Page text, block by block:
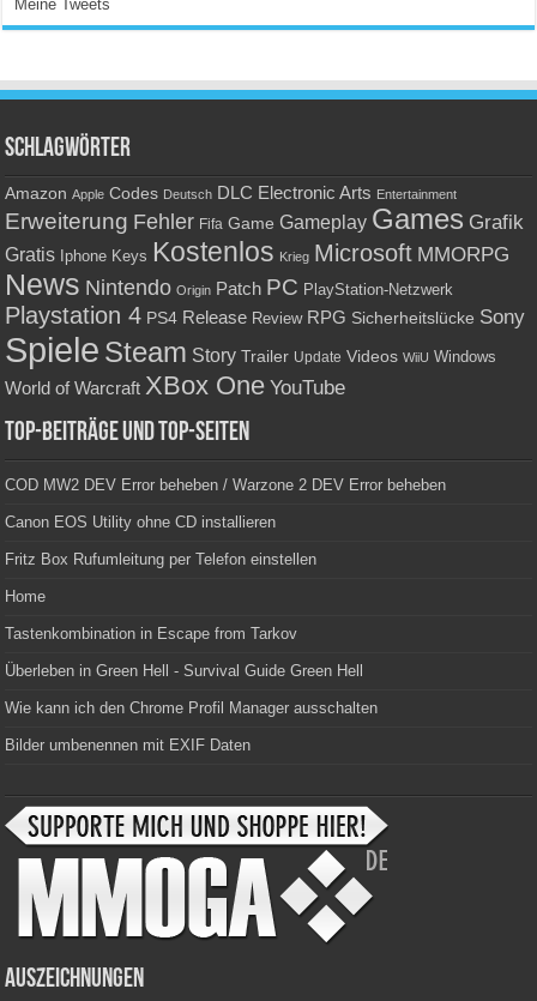
Meine Tweets
Schlagwörter
Amazon Apple Codes Deutsch DLC Electronic Arts Entertainment
Erweiterung Fehler Fifa Game Gameplay Games Grafik
Gratis Iphone Keys Kostenlos Krieg Microsoft MMORPG
News Nintendo Origin Patch PC PlayStation-Netzwerk
Playstation 4 PS4 Release Review RPG Sicherheitslücke Sony
Spiele Steam Story Trailer Update Videos WiiU Windows
World of Warcraft XBox One YouTube
Top-Beiträge und Top-Seiten
COD MW2 DEV Error beheben / Warzone 2 DEV Error beheben
Canon EOS Utility ohne CD installieren
Fritz Box Rufumleitung per Telefon einstellen
Home
Tastenkombination in Escape from Tarkov
Überleben in Green Hell - Survival Guide Green Hell
Wie kann ich den Chrome Profil Manager ausschalten
Bilder umbenennen mit EXIF Daten
Auszeichnungen